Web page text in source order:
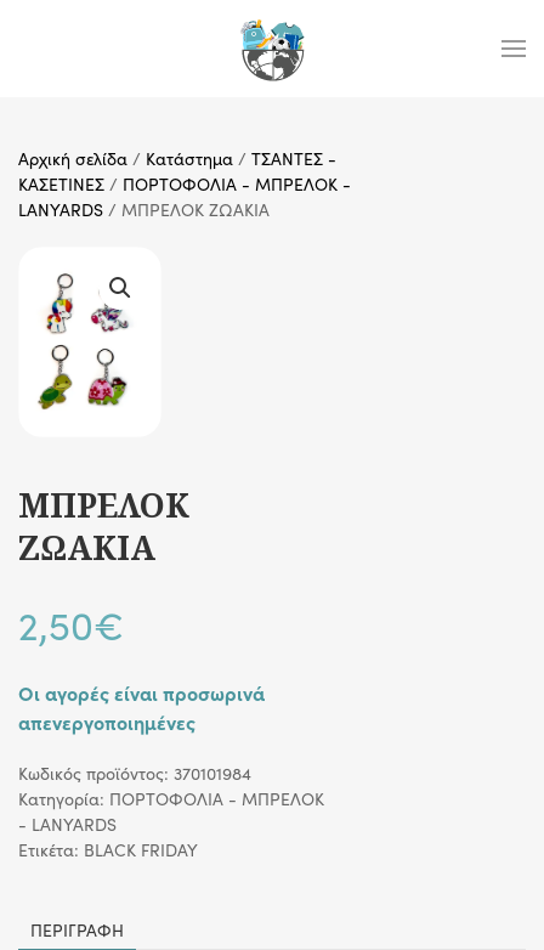
Αρχική σελίδα / Κατάστημα / ΤΣΑΝΤΕΣ -
ΚΑΣΕΤΙΝΕΣ / ΠΟΡΤΟΦΟΛΙΑ - ΜΠΡΕΛΟΚ -
LANYARDS / ΜΠΡΕΛΟΚ ΖΩΑΚΙΑ
ΜΠΡΕΛΟΚ
ΖΩΑΚΙΑ
2,50€
Οι αγορές είναι προσωρινά
απενεργοποιημένες
Κωδικός προϊόντος: 370101984
Κατηγορία: ΠΟΡΤΟΦΟΛΙΑ - ΜΠΡΕΛΟΚ
- LANYARDS
Ετικέτα: BLACK FRIDAY
ΠΕΡΙΓΡΑΦΉ